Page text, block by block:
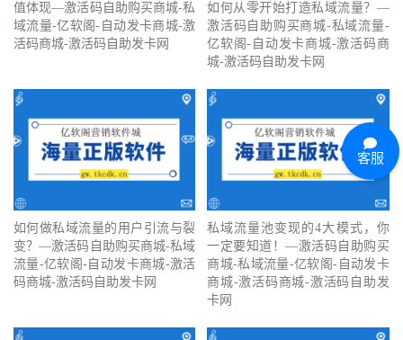
值体现—激活码自助购买商城-私
域流量-亿软阁-自动发卡商城-激
活码商城-激活码自助发卡网
如何从零开始打造私域流量？—
激活码自助购买商城-私域流量-
亿软阁-自动发卡商城-激活码商
城-激活码自助发卡网
如何做私域流量的用户引流与裂
变？—激活码自助购买商城-私域
流量-亿软阁-自动发卡商城-激活
码商城-激活码自助发卡网
私域流量池变现的4大模式，你
一定要知道！—激活码自助购买
商城-私域流量-亿软阁-自动发卡
商城-激活码商城-激活码自助发
卡网
客服